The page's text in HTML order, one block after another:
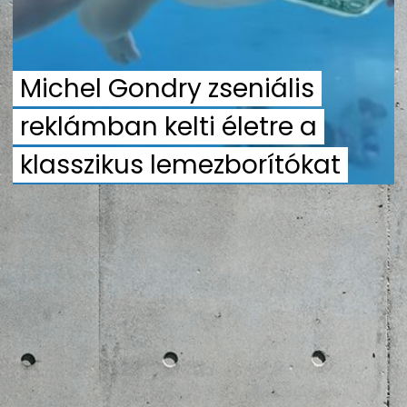
IMPRESSZUM
PR-ARCHÍVUM
ADATKEZELÉSI TÁJÉKOZTATÓ
Michel Gondry zseniális
reklámban kelti életre a
klasszikus lemezborítókat